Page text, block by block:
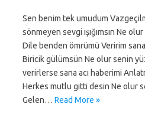
Sen benim tek umudum
sönmeyen sevgi ışığımsın Ne
Dile benden ömrümü Veririm
Biricik gülümsün Ne olur senin
verirlerse sana acı haberimi
Herkes mutlu gitti desin Ne olur
Gelen… Read More »